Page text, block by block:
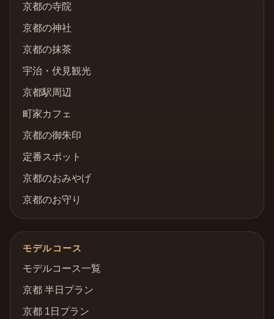
京都の寺院
京都の神社
京都の抹茶
宇治・伏見観光
京都駅周辺
町家カフェ
京都の御朱印
定番スポット
京都のおみやげ
京都のお守り
モデルコース
モデルコース一覧
京都 半日プラン
京都 1日プラン